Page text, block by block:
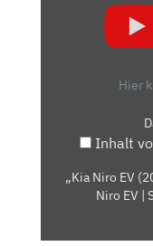
SICH
Hier
Inhalt
„Kia Niro EV
Niro EV |